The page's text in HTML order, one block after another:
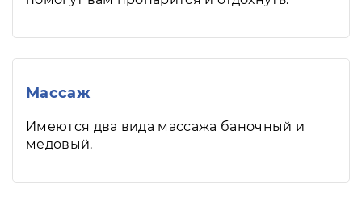
Массаж
Имеются два вида массажа баночный и
медовый.